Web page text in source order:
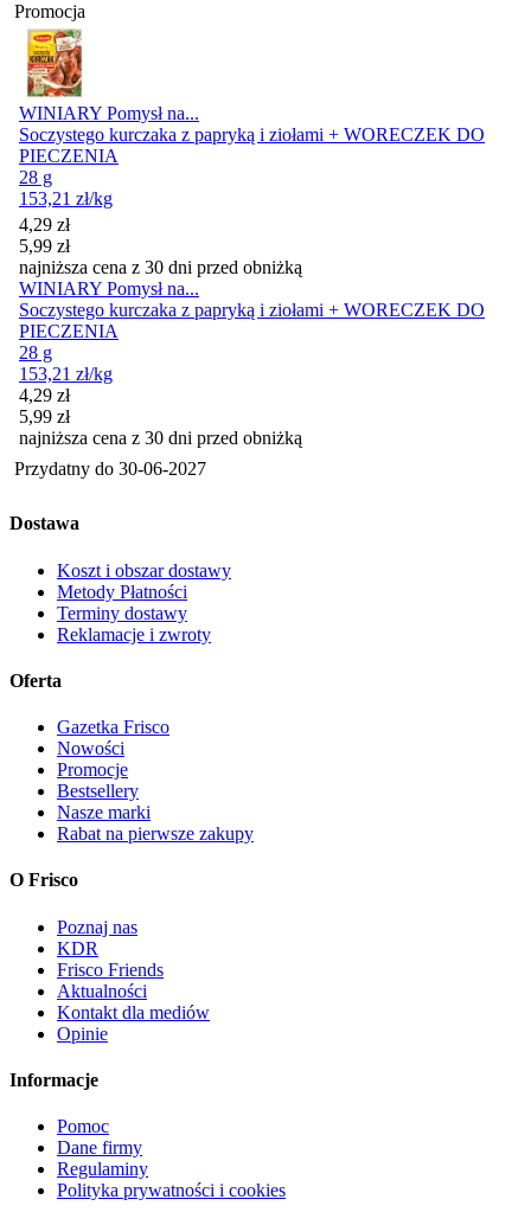
Promocja
WINIARY Pomysł na...
Soczystego kurczaka z papryką i ziołami + WORECZEK DO
PIECZENIA
28 g
153,21 zł/kg
Cena promocyjna
4,29 zł
5,99 zł
najniższa cena z 30 dni przed obniżką
WINIARY Pomysł na...
Soczystego kurczaka z papryką i ziołami + WORECZEK DO
PIECZENIA
28 g
153,21 zł/kg
Cena promocyjna
4,29 zł
5,99 zł
najniższa cena z 30 dni przed obniżką
Przydatny do 30-06-2027
Dostawa
Koszt i obszar dostawy
Metody Płatności
Terminy dostawy
Reklamacje i zwroty
Oferta
Gazetka Frisco
Nowości
Promocje
Bestsellery
Nasze marki
Rabat na pierwsze zakupy
O Frisco
Poznaj nas
KDR
Frisco Friends
Aktualności
Kontakt dla mediów
Opinie
Informacje
Pomoc
Dane firmy
Regulaminy
Polityka prywatności i cookies